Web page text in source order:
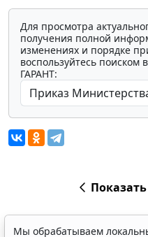
Для просмотра
получения полной
изменениях и порядке
воспользуйтесь
ГАРАНТ:
Мы обрабатываем